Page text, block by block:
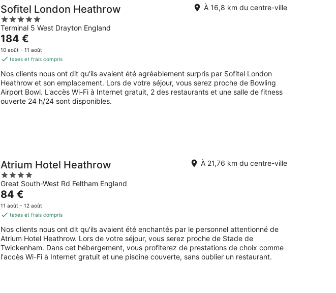
pour
ce
week-
9
août
Sofitel London Heathrow
5
out
of
5
Terminal 5 West Drayton England
À 16,8 km du centre-ville
Le
prix
est
184 €
par
nuit
184 €
10 août - 11 août
taxes et frais compris
Nos clients nous ont dit qu'ils avaient été agréablement surpris par Sofitel London
Heathrow et son emplacement. Lors de votre séjour, vous serez proche de Bowling
Airport Bowl. L'accès Wi-Fi à Internet gratuit, 2 des restaurants et une salle de fitness
ouverte 24 h/24 sont disponibles.
Atrium Hotel Heathrow
4
out
of
5
Great South-West Rd Feltham England
À 21,76 km du centre-ville
Le
prix
est
84 €
par
nuit
84 €
11 août - 12 août
taxes et frais compris
Nos clients nous ont dit qu'ils avaient été enchantés par le personnel attentionné de
Atrium Hotel Heathrow. Lors de votre séjour, vous serez proche de Stade de
Twickenham. Dans cet hébergement, vous profiterez de prestations de choix comme
l'accès Wi-Fi à Internet gratuit et une piscine couverte, sans oublier un restaurant.